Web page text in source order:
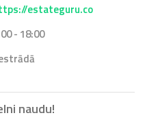
estateguru.co
- 18:00
naudu!